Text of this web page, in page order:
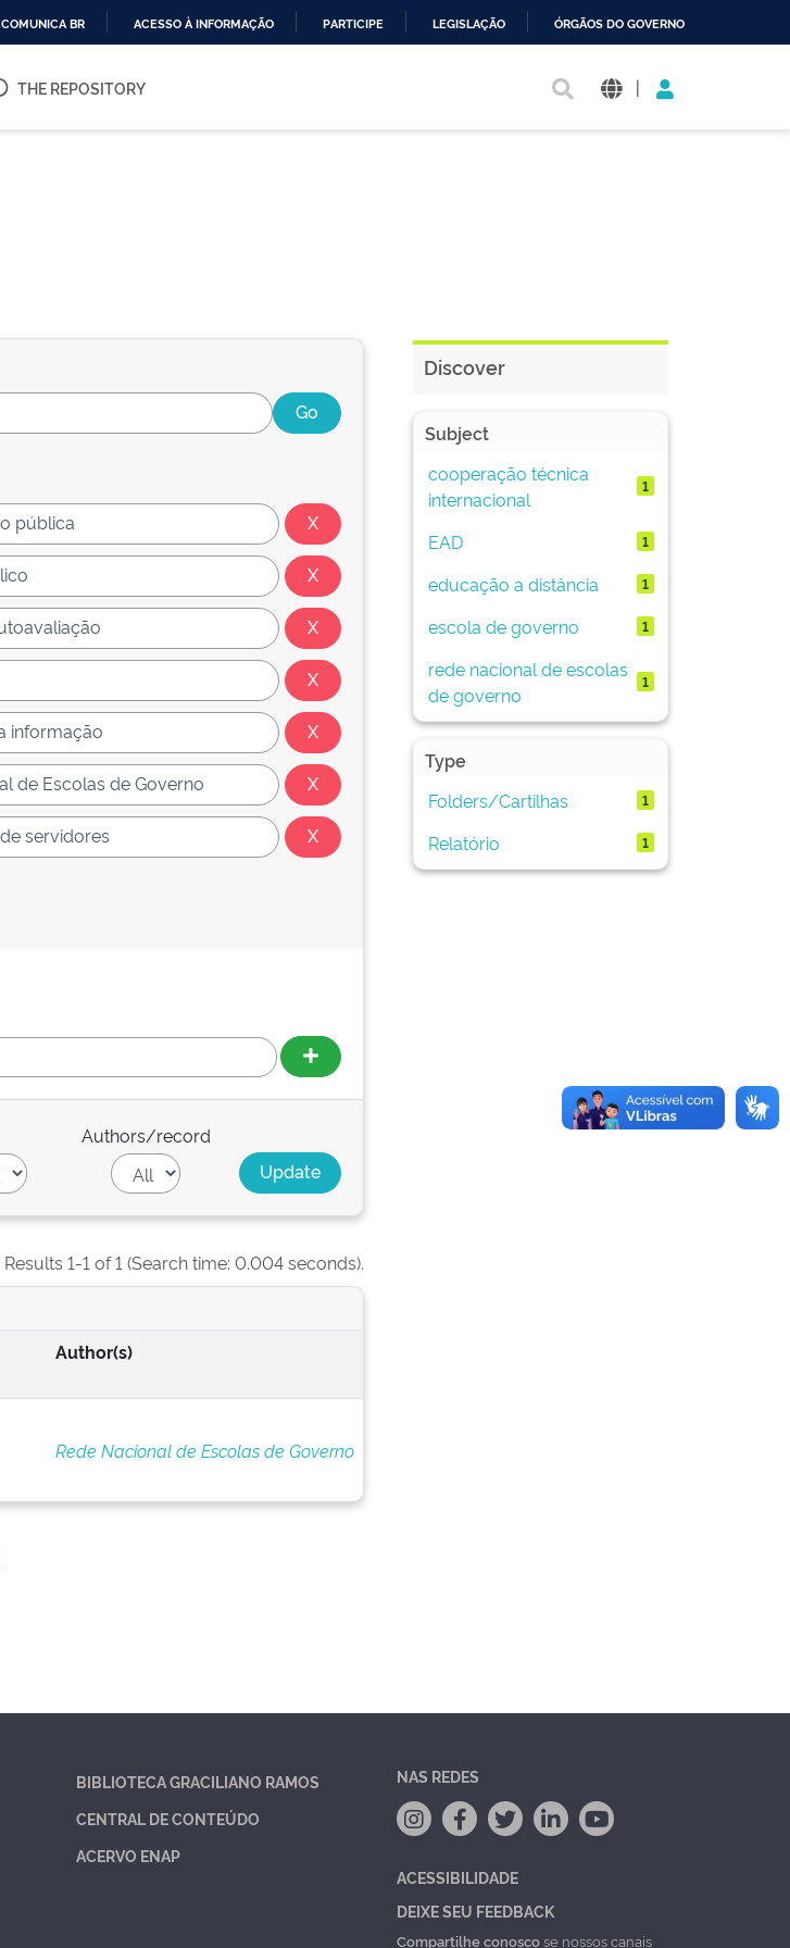
O
COMUNICA BR ACESSO À INFORMAÇÃO PARTICIPE LEGISLAÇÃO ÓRGÃOS DO GOVERNO
THE REPOSITORY |
Authors/record
Results 1-1 of 1 (Search time: 0.004 seconds).
Author(s)
Rede Nacional de Escolas de Governo
Discover
Subject
cooperação técnica
internacional
1
EAD 1
educação a distância 1
escola de governo 1
rede nacional de escolas
de governo
1
Type
Folders/Cartilhas
1
Relatório 1
BIBLIOTECA GRACILIANO RAMOS
CENTRAL DE CONTEÚDO
ACERVO ENAP
NAS REDES
ACESSIBILIDADE
DEIXE SEU FEEDBACK
Compartilhe conoscose nossos canais